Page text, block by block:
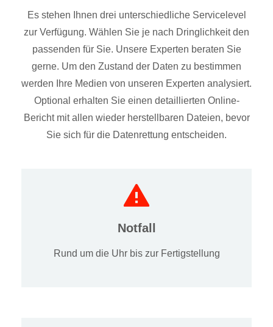
Es stehen Ihnen drei unterschiedliche Servicelevel
zur Verfügung. Wählen Sie je nach Dringlichkeit den
passenden für Sie. Unsere Experten beraten Sie
gerne. Um den Zustand der Daten zu bestimmen
werden Ihre Medien von unseren Experten analysiert.
Optional erhalten Sie einen detaillierten Online-
Bericht mit allen wieder herstellbaren Dateien, bevor
Sie sich für die Datenrettung entscheiden.
Notfall
Rund um die Uhr bis zur Fertigstellung